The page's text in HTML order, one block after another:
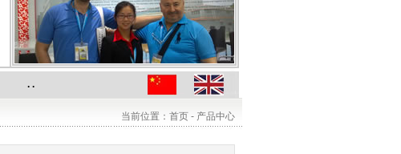
.
当前位置：首页 - 产品中心